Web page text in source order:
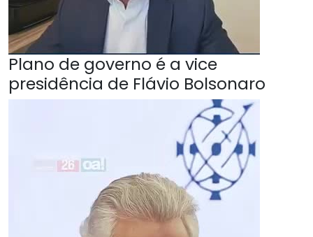
Plano de governo é a vice
presidência de Flávio Bolsonaro